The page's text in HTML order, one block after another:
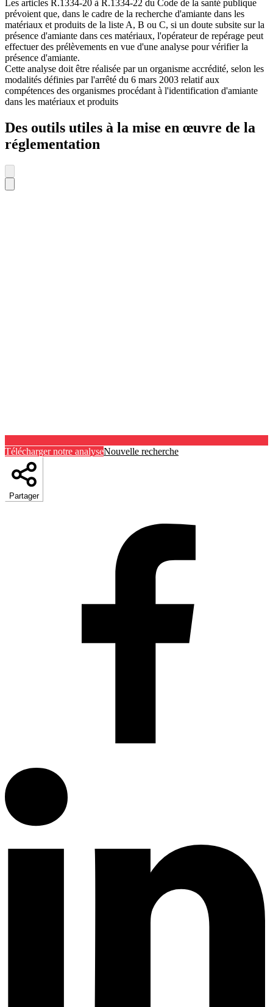
Les articles R.1334-20 à R.1334-22 du Code de la santé publique
prévoient que, dans le cadre de la recherche d'amiante dans les
matériaux et produits de la liste A, B ou C, si un doute subsite sur la
présence d'amiante dans ces matériaux, l'opérateur de repérage peut
effectuer des prélèvements en vue d'une analyse pour vérifier la
présence d'amiante.
Cette analyse doit être réalisée par un organisme accrédité, selon les
modalités définies par l'arrêté du 6 mars 2003 relatif aux
compétences des organismes procédant à l'identification d'amiante
dans les matériaux et produits
Des outils utiles à la mise en œuvre de la
réglementation
Télécharger notre analyseNouvelle recherche
Partager